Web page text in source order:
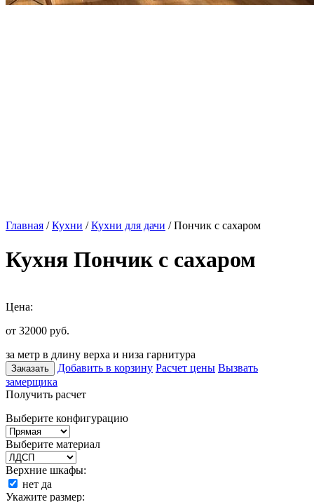
Главная /Кухни /Кухни для дачи / Пончик с сахаром
Кухня Пончик с сахаром
Цена:
от 32000 руб.
за метр в длину верха и низа гарнитура
Заказать Добавить в корзину Расчет цены Вызвать
замерщика
Получить расчет
Выберите конфигурацию
Выберите материал
Верхние шкафы:
нет да
Укажите размер: